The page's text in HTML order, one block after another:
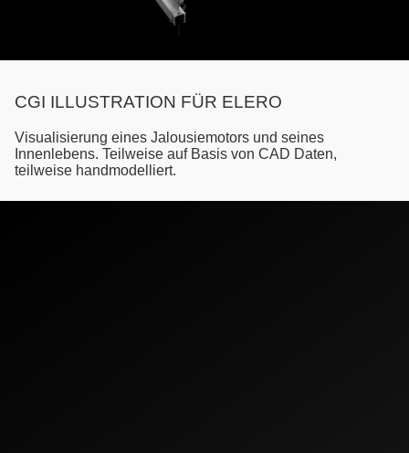
CGI ILLUSTRATION FÜR ELERO
Visualisierung eines Jalousiemotors und seines
Innenlebens. Teilweise auf Basis von CAD Daten,
teilweise handmodelliert.